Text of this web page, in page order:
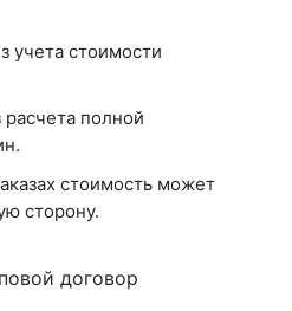
учета стоимости
расчета полной
стоимость может
сторону.
договор